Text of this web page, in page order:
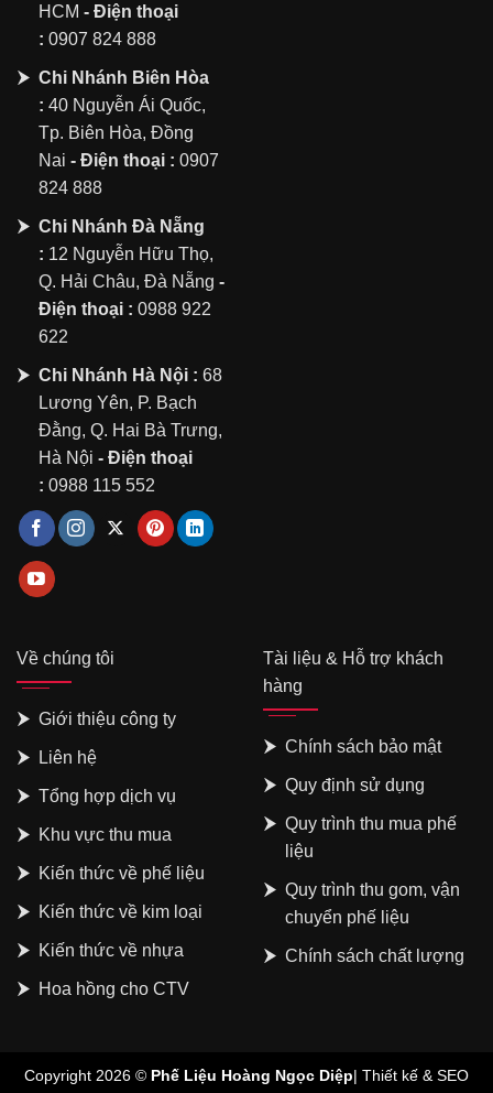
HCM - Điện thoại
: 0907 824 888
Chi Nhánh Biên Hòa
: 40 Nguyễn Ái Quốc,
Tp. Biên Hòa, Đồng
Nai - Điện thoại : 0907
824 888
Chi Nhánh Đà Nẵng
: 12 Nguyễn Hữu Thọ,
Q. Hải Châu, Đà Nẵng -
Điện thoại : 0988 922
622
Chi Nhánh Hà Nội : 68
Lương Yên, P. Bạch
Đằng, Q. Hai Bà Trưng,
Hà Nội - Điện thoại
: 0988 115 552
Về chúng tôi
Giới thiệu công ty
Liên hệ
Tổng hợp dịch vụ
Khu vực thu mua
Kiến thức về phế liệu
Kiến thức về kim loại
Kiến thức về nhựa
Hoa hồng cho CTV
Tài liệu & Hỗ trợ khách
hàng
Chính sách bảo mật
Quy định sử dụng
Quy trình thu mua phế
liệu
Quy trình thu gom, vận
chuyển phế liệu
Chính sách chất lượng
Copyright 2026 © Phế Liệu Hoàng Ngọc Diệp| Thiết kế & SEO